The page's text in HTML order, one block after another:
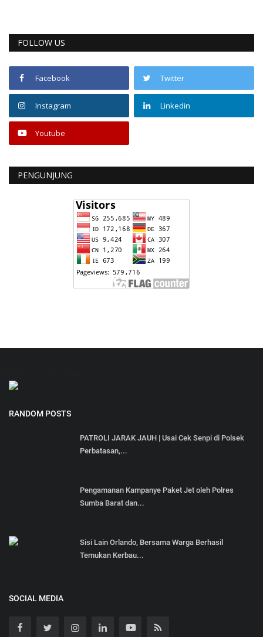
FOLLOW US
Facebook Twitter
Instagram Linkedin
Youtube
PENGUNJUNG
RANDOM POSTS
PATROLI JARAK JAUH | Usai Cek Senpi di Polsek
Perbatasan,...
Pengamanan Kampanye Paket Jet oleh Polres
Sumba Barat dan...
Sisi Lain Orlando, Bersama Warga Berhasil
Temukan Kerbau...
SOCIAL MEDIA